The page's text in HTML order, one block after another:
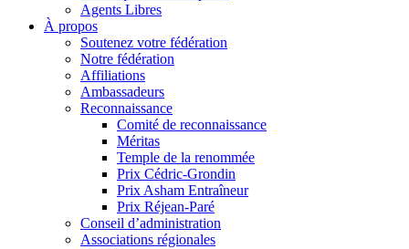
Agents Libres
À propos
Soutenez votre fédération
Notre fédération
Affiliations
Ambassadeurs
Reconnaissance
Comité de reconnaissance
Méritas
Temple de la renommée
Prix Cédric-Grondin
Prix Asham Entraîneur
Prix Réjean-Paré
Conseil d’administration
Associations régionales